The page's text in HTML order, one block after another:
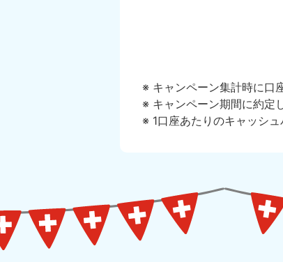
キャンペーン集計時に口
キャンペーン期間に約定
1口座あたりのキャッシ